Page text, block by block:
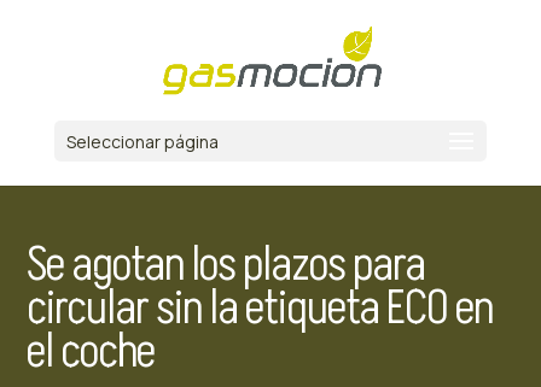
Seleccionar página
Se agotan los plazos para
circular sin la etiqueta ECO en
el coche